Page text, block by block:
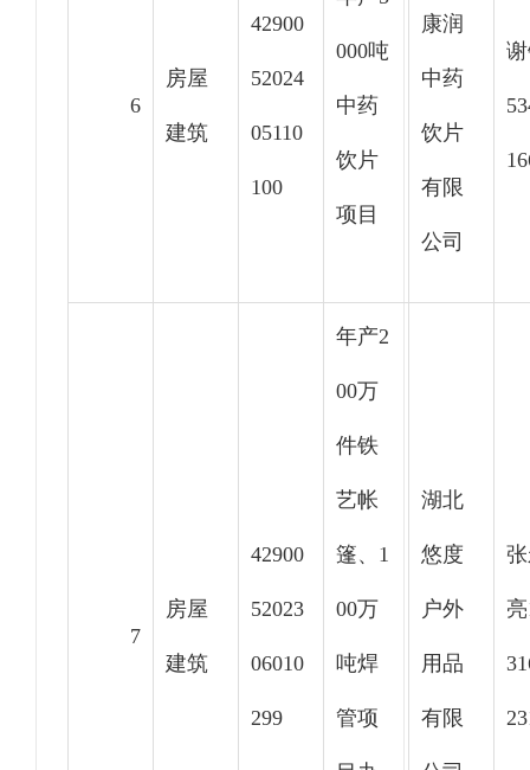
6
房屋
建筑
42900
52024
05110
100
000吨
中药
饮片
项目
康润
中药
饮片
有限
公司
7
房屋
建筑
42900
52023
06010
299
年产2
00万
件铁
艺帐
篷、1
00万
吨焊
管项
湖北
悠度
户外
用品
有限